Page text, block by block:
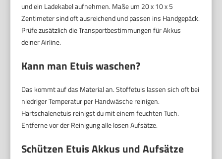
und ein Ladekabel aufnehmen. Maße um 20 x 10 x 5
Zentimeter sind oft ausreichend und passen ins Handgepäck.
Prüfe zusätzlich die Transportbestimmungen für Akkus
deiner Airline.
Kann man Etuis waschen?
Das kommt auf das Material an. Stoffetuis lassen sich oft bei
niedriger Temperatur per Handwäsche reinigen.
Hartschalenetuis reinigst du mit einem feuchten Tuch.
Entferne vor der Reinigung alle losen Aufsätze.
Schützen Etuis Akkus und Aufsätze